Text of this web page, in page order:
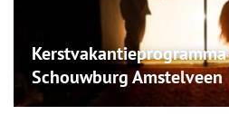
Schouwburg Amstelveen